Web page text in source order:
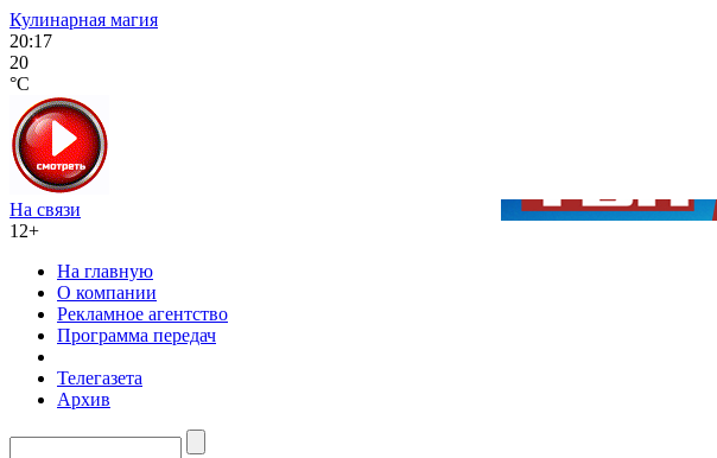
Кулинарная магия
20:17
20
°C
На связи
12+
На главную
О компании
Рекламное агентство
Программа передач
Телегазета
Архив